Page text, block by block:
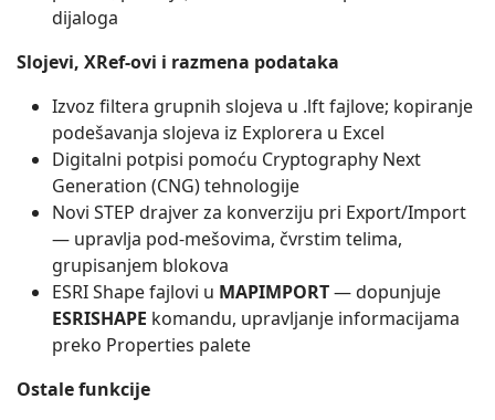
dijaloga
Slojevi, XRef-ovi i razmena podataka
Izvoz filtera grupnih slojeva u .lft fajlove; kopiranje
podešavanja slojeva iz Explorera u Excel
Digitalni potpisi pomoću Cryptography Next
Generation (CNG) tehnologije
Novi STEP drajver za konverziju pri Export/Import
— upravlja pod-mešovima, čvrstim telima,
grupisanjem blokova
ESRI Shape fajlovi u MAPIMPORT— dopunjuje
ESRISHAPE komandu, upravljanje informacijama
preko Properties palete
Ostale funkcije